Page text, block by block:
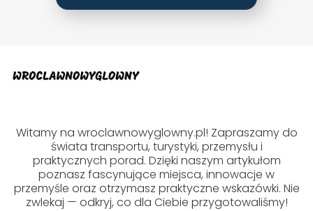
Witamy na wroclawnowyglowny.pl! Zapraszamy do
świata transportu, turystyki, przemysłu i
praktycznych porad. Dzięki naszym artykułom
poznasz fascynujące miejsca, innowacje w
przemyśle oraz otrzymasz praktyczne wskazówki. Nie
zwlekaj — odkryj, co dla Ciebie przygotowaliśmy!